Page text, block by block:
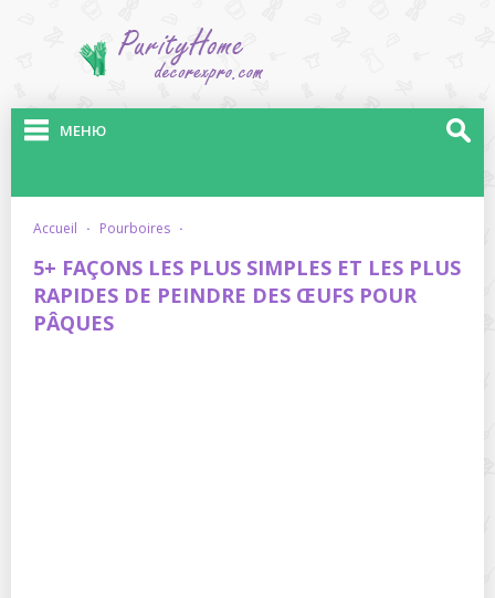
МЕНЮ
accueil · pourboires ·
5+ FAÇONS LES PLUS SIMPLES ET LES PLUS
RAPIDES DE PEINDRE DES ŒUFS POUR
PÂQUES